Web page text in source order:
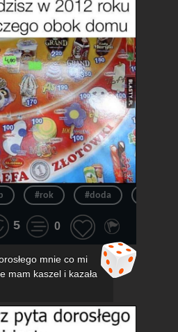
#rok #doda
5 0
mnie co mi
mam kaszel i kazała